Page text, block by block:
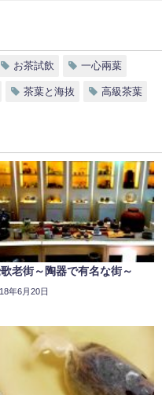
お茶試飲 一心兩葉
茶葉と海抜 高級茶葉
老街～陶器で有名な街～
年6月20日